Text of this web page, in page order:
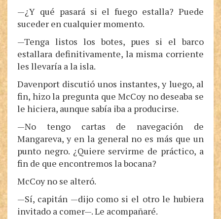
—¿Y qué pasará si el fuego estalla? Puede
suceder en cualquier momento.
—Tenga listos los botes, pues si el barco
estallara definitivamente, la misma corriente
les llevaría a la isla.
Davenport discutió unos instantes, y luego, al
fin, hizo la pregunta que McCoy no deseaba se
le hiciera, aunque sabía iba a producirse.
—No tengo cartas de navegación de
Mangareva, y en la general no es más que un
punto negro. ¿Quiere servirme de práctico, a
fin de que encontremos la bocana?
McCoy no se alteró.
—Sí, capitán —dijo como si el otro le hubiera
invitado a comer—. Le acompañaré.